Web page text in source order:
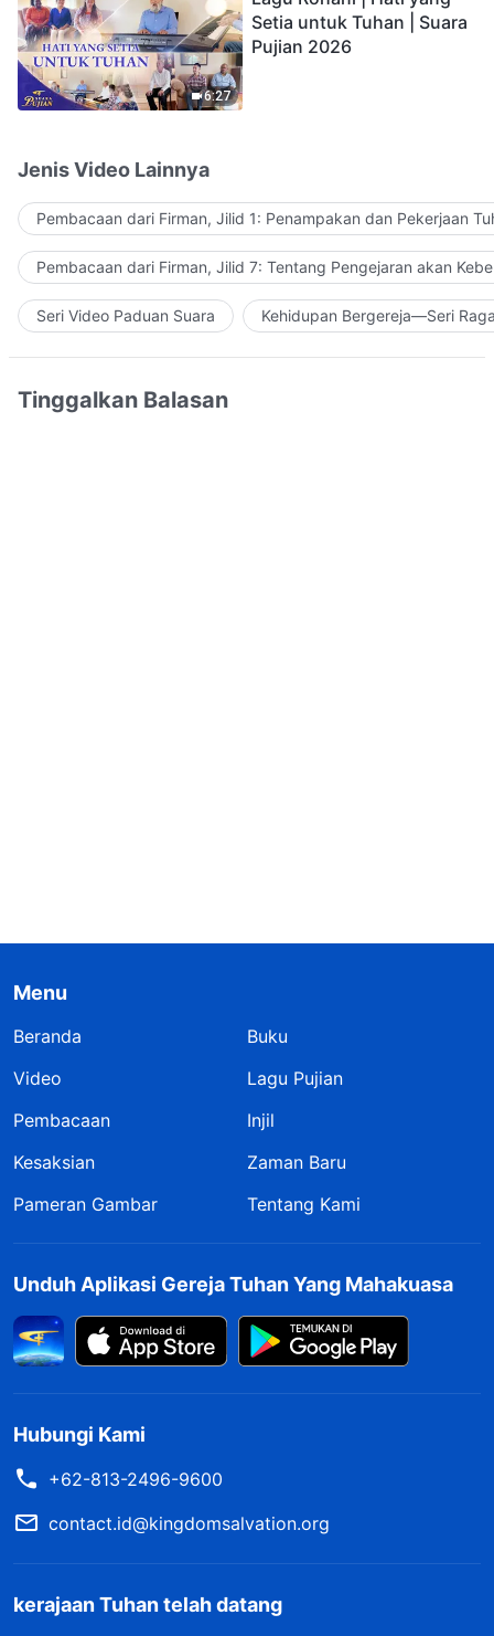
6:27
Setia untuk Tuhan | Suara
Pujian 2026
Jenis Video Lainnya
Pembacaan dari Firman, Jilid 1: Penampakan dan Pekerjaan
Pembacaan dari Firman, Jilid 7: Tentang Pengejaran akan
Seri Video Paduan Suara Kehidupan Bergereja—Seri
Tinggalkan Balasan
Menu
Beranda
Buku
Video
Lagu Pujian
Pembacaan
Injil
Kesaksian
Zaman Baru
Pameran Gambar
Tentang Kami
Unduh Aplikasi Gereja Tuhan Yang Mahakuasa
Hubungi Kami
+62-813-2496-9600
contact.id@kingdomsalvation.org
kerajaan Tuhan telah datang